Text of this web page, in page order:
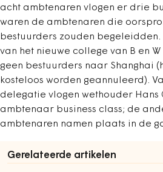
acht ambtenaren vlogen er drie
waren de ambtenaren die
bestuurders zouden
van het nieuwe college van B en
geen bestuurders naar Shanghai
kosteloos worden geannuleerd).
delegatie vlogen wethouder Hans
ambtenaar business class; de
ambtenaren namen plaats in de
Gerelateerde artikelen